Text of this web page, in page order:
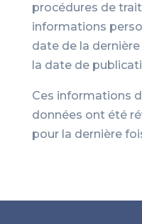
procédures de
informations
date de la
la date de
Ces informations
données ont été
pour la dernière